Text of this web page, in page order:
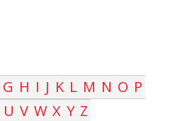
G H I J K L M N O P
U V W X Y Z